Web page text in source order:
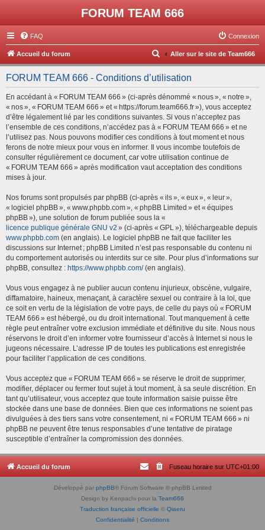
FORUM TEAM 666
FAQ Connexion
Accueil du forum Aller sur le site de Team666
R
e
c
h
e
c
e
FORUM TEAM 666 - Conditions d’utilisation
En accédant à « FORUM TEAM 666 » (ci-après dénommé « nous », « notre »,
« nos », « FORUM TEAM 666 » et « https://forum.team666.fr »), vous acceptez
d’être légalement lié par les conditions suivantes. Si vous n’acceptez pas
l’ensemble de ces conditions, n’accédez pas à « FORUM TEAM 666 » et ne
l’utilisez pas. Nous pouvons modifier ces conditions à tout moment et nous
ferons de notre mieux pour vous en informer. Il vous incombe toutefois de
consulter régulièrement ce document, car votre utilisation continue de
« FORUM TEAM 666 » après modification vaut acceptation des conditions
mises à jour.
Nos forums sont propulsés par phpBB (ci-après « ils », « eux », « leur »,
« logiciel phpBB », « www.phpbb.com », « phpBB Limited » et « équipes
phpBB »), une solution de forum publiée sous la «
licence publique générale GNU v2 » (ci-après « GPL »), téléchargeable depuis
www.phpbb.com (en anglais). Le logiciel phpBB ne fait que faciliter les
discussions sur Internet ; phpBB Limited n’est pas responsable du contenu ni
du comportement autorisés ou interdits sur ce site. Pour plus d’informations sur
phpBB, consultez : https://www.phpbb.com/(en anglais).
Vous vous engagez à ne publier aucun contenu injurieux, obscène, vulgaire,
diffamatoire, haineux, menaçant, à caractère sexuel ou contraire à la loi, que
ce soit en vertu de la législation de votre pays, de celle du pays où « FORUM
TEAM 666 » est hébergé, ou du droit international. Tout manquement à cette
règle peut entraîner votre exclusion immédiate et définitive du site. Nous nous
réservons le droit d’en informer votre fournisseur d’accès à Internet si nous le
jugeons nécessaire. L’adresse IP de toutes les publications est enregistrée
pour faciliter l’application de ces conditions.
Vous acceptez que « FORUM TEAM 666 » se réserve le droit de supprimer,
modifier, déplacer ou fermer tout sujet à tout moment, à sa seule discrétion. En
tant qu’utilisateur, vous acceptez que toute information saisie puisse être
stockée dans une base de données. Bien que ces informations ne soient pas
divulguées à des tiers sans votre consentement, ni « FORUM TEAM 666 » ni
phpBB ne peuvent être tenus responsables d’une tentative de piratage
susceptible d’entraîner la compromission des données.
Accueil du forum Fuseau horaire sur UTC+01:00
Développé par phpBB® Forum Software © phpBB Limited
Design by Kenpachi pour la Team666
Traduction française officielle © Qiaeru
Confidentialité | Conditions